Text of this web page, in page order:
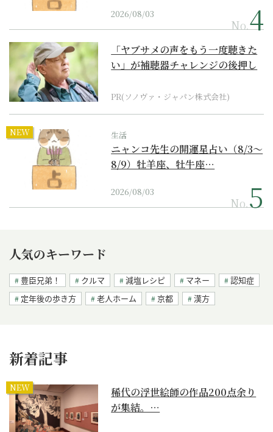
2026/08/03
No.
「ヤブサメの声をもう一度聴きた
い」が補聴器チャレンジの後押し
PR(ソノヴァ・ジャパン株式会社)
NEW 生活
ニャンコ先生の開運星占い（8/3～
8/9）牡羊座、牡牛座…
2026/08/03
No.
人気のキーワード
豊臣兄弟！ クルマ 減塩レシピ マネー
認知症
定年後の歩き方
老人ホーム 京都 漢方
新着記事
NEW
稀代の浮世絵師の作品200点余り
が集結。…